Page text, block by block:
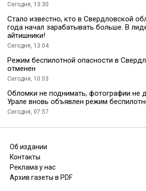
Сегодня, 13:30
Стало известно, кто в Свердловской
года начал зарабатывать больше. В
айтишники!
Сегодня, 13:04
Режим беспилотной опасности в
отменен
Сегодня, 10:03
Обломки не поднимать, фотографии не
Урале вновь объявлен режим
Сегодня, 07:57
Об издании
Контакты
Реклама у нас
Архив газеты в PDF